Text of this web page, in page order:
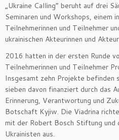
„Ukraine Calling“ beruht auf drei
Seminaren und Workshops, einem
Teilnehmerinnen und Teilnehmer
ukrainischen Akteurinnen und
2016 hatten in der ersten Runde
Teilnehmerinnen und Teilnehmer
Insgesamt zehn Projekte befinden
sieben davon finanziert durch das
Erinnerung, Verantwortung und
Botschaft Kyjiw. Die Viadrina
mit der Robert Bosch Stiftung und
Ukrainisten aus.